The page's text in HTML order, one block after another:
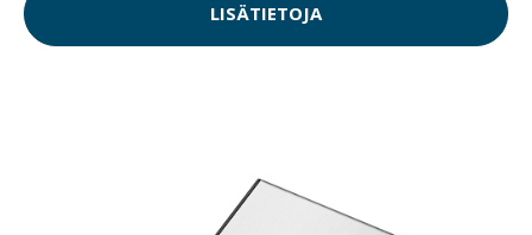
LISÄTIETOJA